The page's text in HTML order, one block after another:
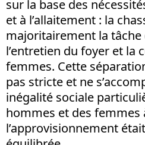
sur la base des
et à l’allaitement : la
majoritairement la tâche
l’entretien du foyer et la
femmes. Cette
pas stricte et ne
inégalité sociale
hommes et des femmes
l’approvisionnement